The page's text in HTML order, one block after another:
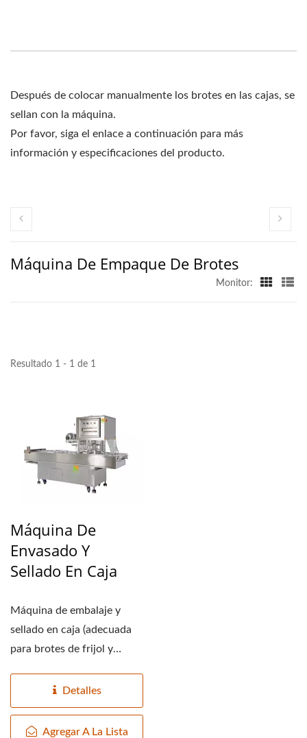
Después de colocar manualmente los brotes en las cajas, se
sellan con la máquina.
Por favor, siga el enlace a continuación para más
información y especificaciones del producto.
Máquina De Empaque De Brotes
Monitor:
Resultado 1 - 1 de 1
Máquina De
Envasado Y
Sellado En Caja
Máquina de embalaje y
sellado en caja (adecuada
para brotes de frijol y
Detalles
Agregar A La Lista